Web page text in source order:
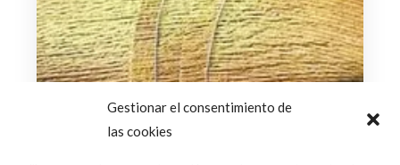
Gestionar el consentimiento de
las cookies